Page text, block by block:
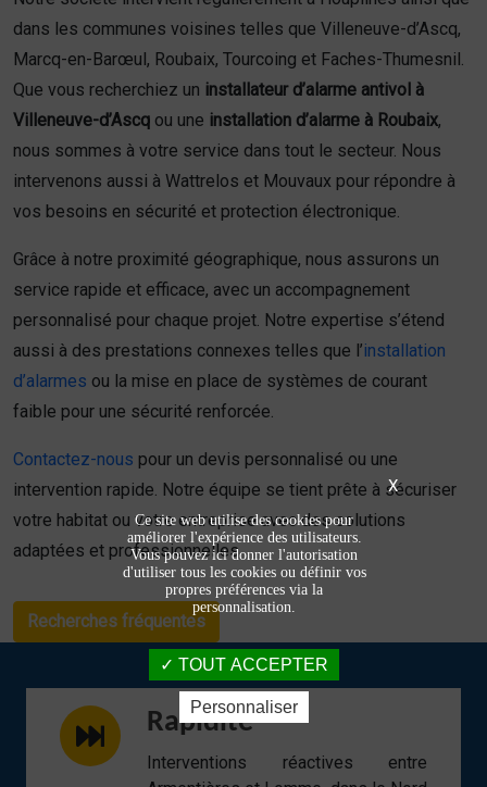
dans les communes voisines telles que Villeneuve-d’Ascq,
Marcq-en-Barœul, Roubaix, Tourcoing et Faches-Thumesnil.
Que vous recherchiez un installateur d’alarme antivol à
Villeneuve-d’Ascq ou une installation d’alarme à Roubaix,
nous sommes à votre service dans tout le secteur. Nous
intervenons aussi à Wattrelos et Mouvaux pour répondre à
vos besoins en sécurité et protection électronique.
Grâce à notre proximité géographique, nous assurons un
service rapide et efficace, avec un accompagnement
personnalisé pour chaque projet. Notre expertise s’étend
aussi à des prestations connexes telles que l’installation
d’alarmes ou la mise en place de systèmes de courant
faible pour une sécurité renforcée.
Contactez-nous pour un devis personnalisé ou une
intervention rapide. Notre équipe se tient prête à sécuriser
votre habitat ou votre entreprise avec des solutions
adaptées et professionnelles.
Recherches fréquentes
Rapidité
Interventions réactives entre
X
Ce site web utilise des cookies pour
améliorer l'expérience des utilisateurs.
Vous pouvez ici donner l'autorisation
d'utiliser tous les cookies ou définir vos
propres préférences via la
personnalisation.
TOUT ACCEPTER
Personnaliser